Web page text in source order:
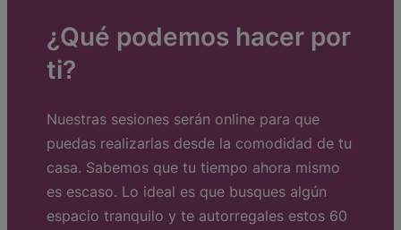
¿Qué podemos hacer por
ti?
Nuestras sesiones serán online para que
puedas realizarlas desde la comodidad de tu
casa. Sabemos que tu tiempo ahora mismo
es escaso. Lo ideal es que busques algún
espacio tranquilo y te autorregales estos 60